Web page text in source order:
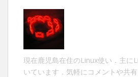
現在鹿児島在住のLinux使い．主に
いています．気軽にコメントや共